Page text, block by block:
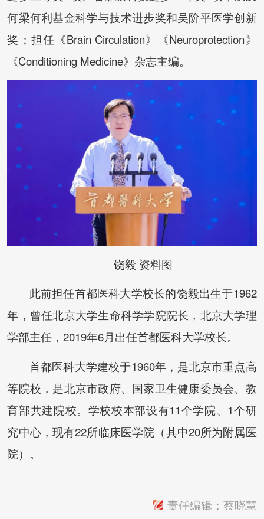
何梁何利基金科学与技术进步奖和吴阶平医学创新
奖；担任《Brain Circulation》《Neuroprotection》
《Conditioning Medicine》杂志主编。
饶毅 资料图
此前担任首都医科大学校长的饶毅出生于1962
年，曾任北京大学生命科学学院院长，北京大学理
学部主任，2019年6月出任首都医科大学校长。
首都医科大学建校于1960年，是北京市重点高
等院校，是北京市政府、国家卫生健康委员会、教
育部共建院校。学校校本部设有11个学院、1个研
究中心，现有22所临床医学院（其中20所为附属医
院）。
责任编辑：蔡晓慧